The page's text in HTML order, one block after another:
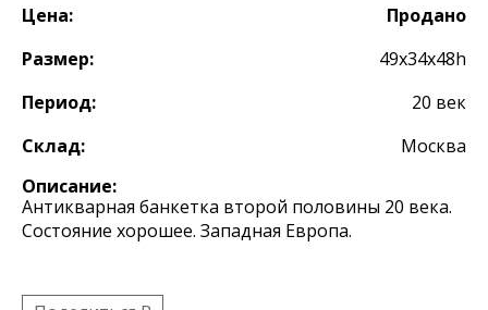
Цена:
Продано
Размер:
49х34х48h
Период:
20 век
Склад:
Москва
Описание:
Антикварная банкетка второй половины 20 века.
Состояние хорошее. Западная Европа.